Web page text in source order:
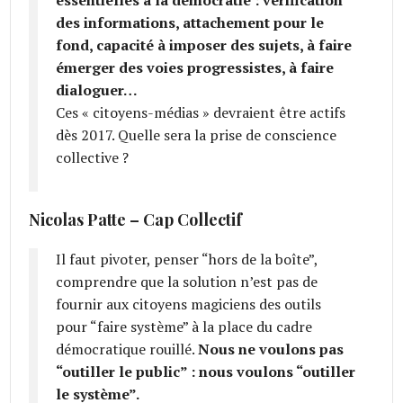
des informations, attachement pour le
fond, capacité à imposer des sujets, à faire
émerger des voies progressistes, à faire
dialoguer…
Ces « citoyens-médias » devraient être actifs
dès 2017. Quelle sera la prise de conscience
collective ?
Nicolas Patte – Cap Collectif
Il faut pivoter, penser “hors de la boîte”,
comprendre que la solution n’est pas de
fournir aux citoyens magiciens des outils
pour “faire système” à la place du cadre
démocratique rouillé.Nous ne voulons pas
“outiller le public” : nous voulons “outiller
le système”.